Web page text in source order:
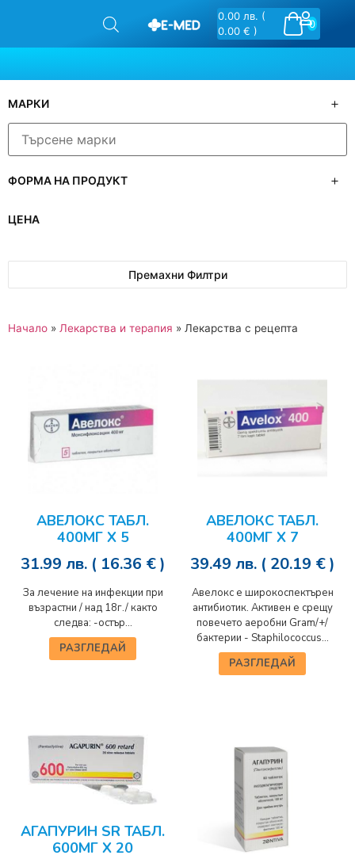
0
0.00 лв. (
0.00 € )
МАРКИ
ФОРМА НА ПРОДУКТ
ЦЕНА
Премахни Филтри
Начало » Лекарства и терапия » Лекарства с рецепта
АВЕЛОКС ТАБЛ.
400МГ Х 5
31.99 лв. ( 16.36 € )
За лечение на инфекции при
възрастни / над 18г./ както
следва: -остър...
РАЗГЛЕДАЙ
АВЕЛОКС ТАБЛ.
400МГ Х 7
39.49 лв. ( 20.19 € )
Авелокс е широкоспектърен
антибиотик. Активен е срещу
повечето аеробни Gram/+/
бактерии - Staphilococcus...
РАЗГЛЕДАЙ
АГАПУРИН SR ТАБЛ.
600МГ Х 20